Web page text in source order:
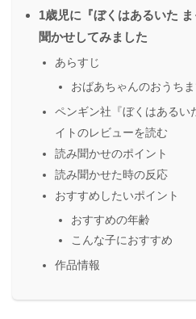
1歳児に『ぼくはあるいた
聞かせしてみました
あらすじ
おばあちゃんのおうち
ペンギン社『ぼくはあるい
イトのレビューを読む
読み聞かせのポイント
読み聞かせた時の反応
おすすめしたいポイント
おすすめの年齢
こんな子におすすめ
作品情報